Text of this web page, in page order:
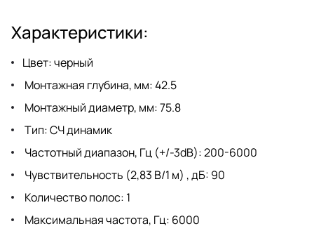
Характеристики:
Цвет: черный
Монтажная глубина, мм: 42.5
Монтажный диаметр, мм: 75.8
Тип: СЧ динамик
Частотный диапазон, Гц (+/-3dB): 200-6000
Чувствительность (2,83 В/1 м) , дБ: 90
Количество полос: 1
Максимальная частота, Гц: 6000